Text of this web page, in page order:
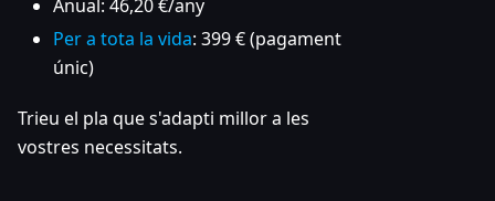
Anual: 46,20 €/any
Per a tota la vida: 399 € (pagament
únic)
Trieu el pla que s'adapti millor a les
vostres necessitats.